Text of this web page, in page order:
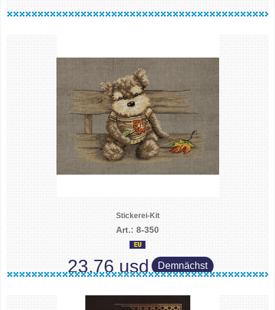
Stickerei-Kit
Art.: 8-350
23.76 usd Demnächst